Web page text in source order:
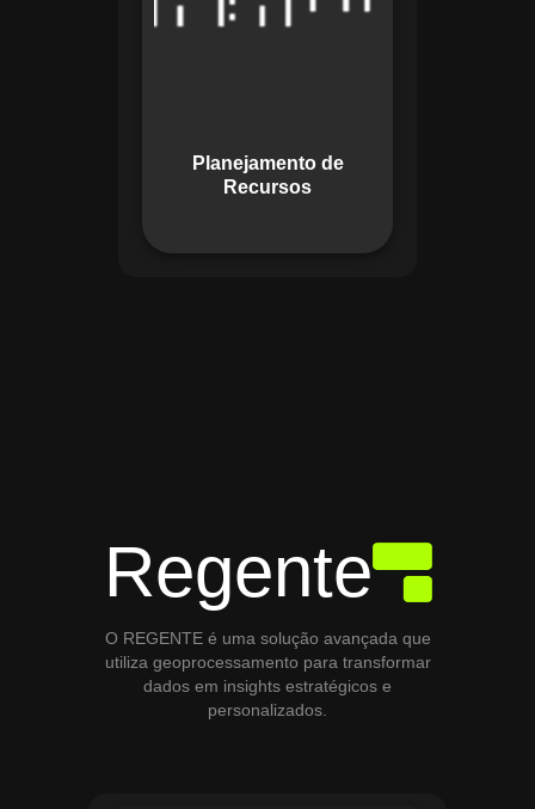
Planejamento de
Recursos
garante o uso
promovendo
Regente
O REGENTE é uma solução avançada que
utiliza geoprocessamento para transformar
dados em insights estratégicos e
personalizados.